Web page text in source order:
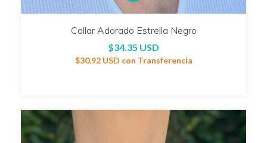
Collar Adorado Estrella Negro
$34.35 USD
$30.92 USD con Transferencia